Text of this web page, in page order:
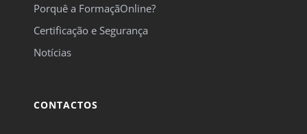
Porquê a FormaçãOnline?
Certificação e Segurança
Notícias
CONTACTOS